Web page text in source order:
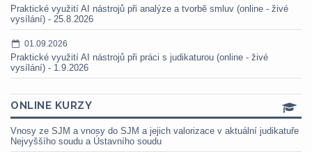
Praktické využití AI nástrojů při analýze a tvorbě smluv (online - živé
vysílání) - 25.8.2026
01.09.2026
Praktické využití AI nástrojů při práci s judikaturou (online - živé
vysílání) - 1.9.2026
ONLINE KURZY
Vnosy ze SJM a vnosy do SJM a jejich valorizace v aktuální judikatuře
Nejvyššího soudu a Ústavního soudu